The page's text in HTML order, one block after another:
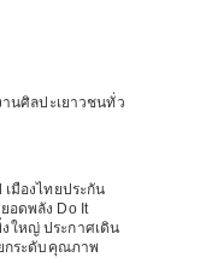
านศิลปะเยาวชนทั่ว
เมืองไทยประกัน
อดพลัง Do It
ใหญ่ ประกาศเดิน
กระดับคุณภาพ